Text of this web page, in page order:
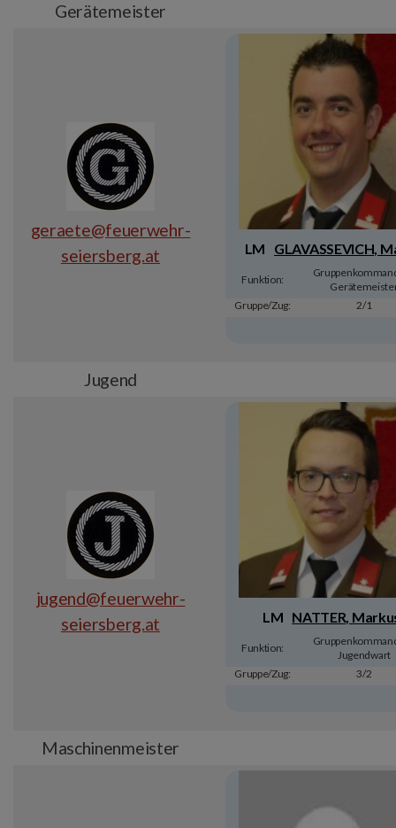
Gerätemeister
geraete@feuerwehr-
seiersberg.at
LM GLAVASSEVICH,
Funktion:
Gruppe/Zug:
2/1
Jugend
jugend@feuerwehr-
seiersberg.at
LM NATTER,
Funktion:
Jugendwart
Gruppe/Zug:
3/2
Maschinenmeister